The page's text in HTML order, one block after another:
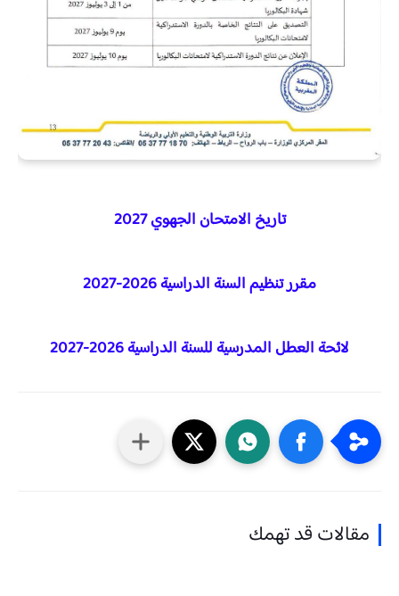
تاريخ الامتحان الجهوي 2027
مقرر تنظيم السنة الدراسية 2026-2027
لائحة العطل المدرسية للسنة الدراسية 2026-2027
مقالات قد تهمك